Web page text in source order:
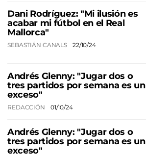
Dani Rodríguez: "Mi ilusión es
acabar mi fútbol en el Real
Mallorca"
SEBASTIÁN CANALS 22/10/24
Andrés Glenny: "Jugar dos o
tres partidos por semana es un
exceso"
REDACCIÓN 01/10/24
Andrés Glenny: "Jugar dos o
tres partidos por semana es un
exceso"